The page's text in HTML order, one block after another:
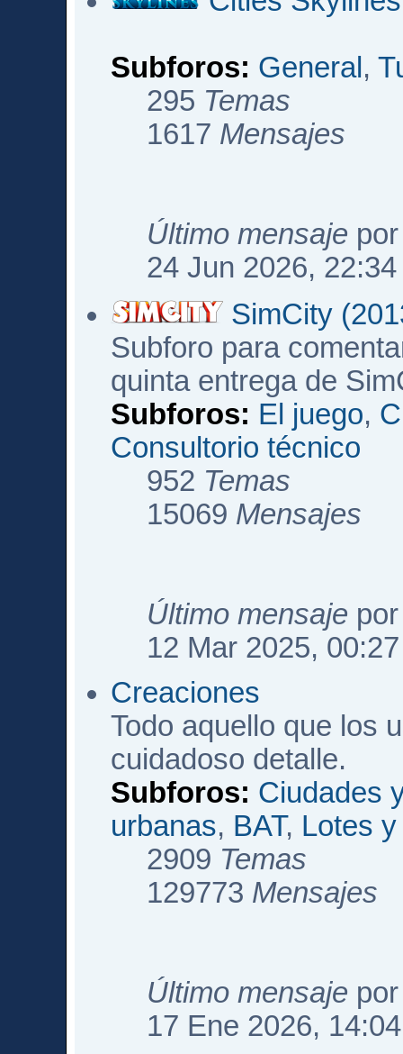
Subforos: General ,
295 Temas
1617 Mensajes
Último mensaje
24 Jun 2026, 22:34
SimCity
Subforo para
quinta entrega de
Subforos: El juego,
Consultorio técnico
952 Temas
15069 Mensajes
Último mensaje
12 Mar 2025, 00:27
Creaciones
Todo aquello que los
cuidadoso detalle.
Subforos: Ciudades
urbanas, BAT, Lotes
2909 Temas
129773 Mensajes
Último mensaje
17 Ene 2026, 14:04